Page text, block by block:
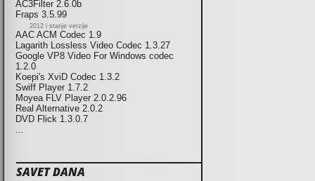
AC3Filter 2.6.0b
Fraps 3.5.99
2012 i starije verzije
AAC ACM Codec 1.9
Lagarith Lossless Video Codec 1.3.27
Google VP8 Video For Windows codec
1.2.0
Koepi's XviD Codec 1.3.2
Swiff Player 1.7.2
Moyea FLV Player 2.0.2.96
Real Alternative 2.0.2
DVD Flick 1.3.0.7
...
SAVET DANA